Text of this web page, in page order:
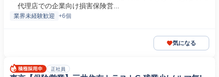
代理店での企業向け損害保険営...
業界未経験歓迎 +6個
気になる
正社員